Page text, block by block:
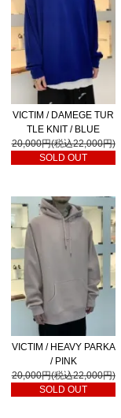
VICTIM / DAMEGE TUR
TLE KNIT / BLUE
20,000円(税込22,000円)
SOLD OUT
VICTIM / HEAVY PARKA
/ PINK
20,000円(税込22,000円)
SOLD OUT